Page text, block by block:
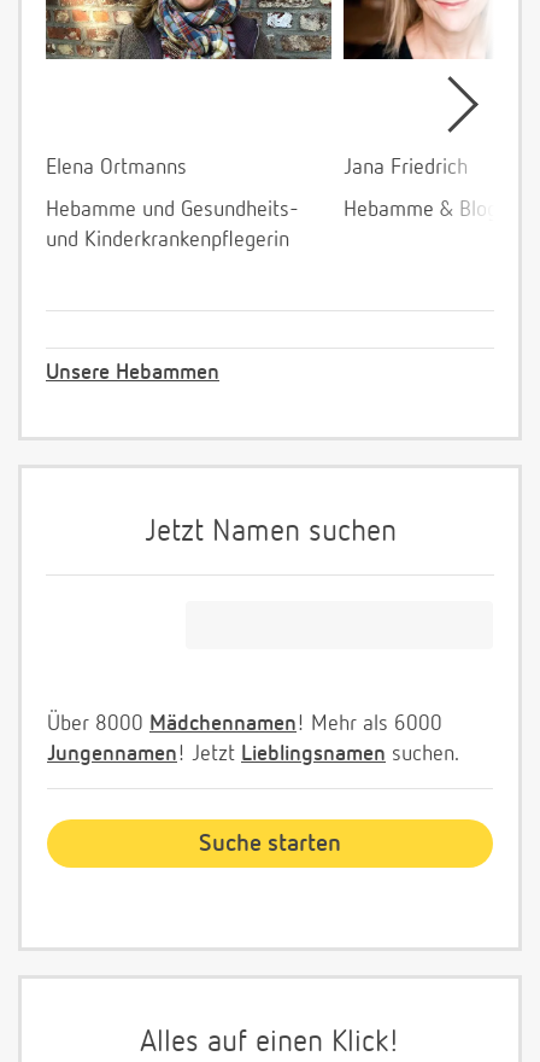
Elena Ortmanns
Hebamme und Gesundheits-
und Kinderkrankenpflegerin
Jana Friedrich
Hebamme &
Unsere Hebammen
Jetzt Namen suchen
Über 8000 Mädchennamen! Mehr als 6000
Jungennamen! Jetzt Lieblingsnamen suchen.
Alles auf einen Klick!